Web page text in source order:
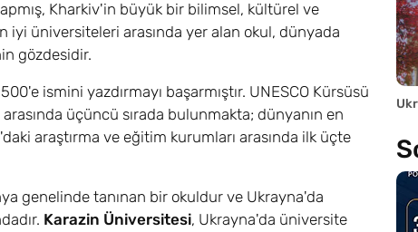
Kharkiv'in büyük bir bilimsel, kültürel ve
iyi üniversiteleri arasında yer alan okul, dünyada
gözdesidir.
ismini yazdırmayı başarmıştır. UNESCO Kürsüsü
üçüncü sırada bulunmakta; dünyanın en
araştırma ve eğitim kurumları arasında ilk üçte
genelinde tanınan bir okuldur ve Ukrayna'da
Karazin Üniversitesi, Ukrayna'da üniversite